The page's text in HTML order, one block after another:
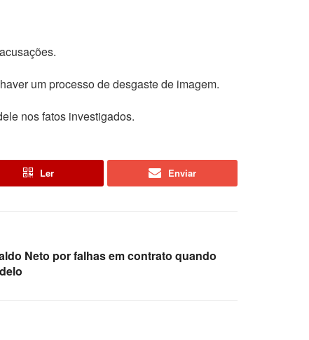
um processo de desgaste de imagem.
nos fatos investigados.
Ler Enviar
Neto por falhas em contrato quando